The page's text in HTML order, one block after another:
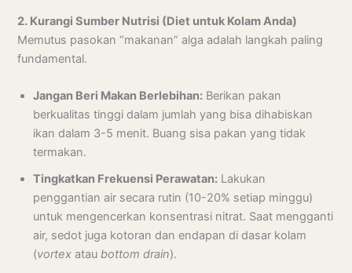
2. Kurangi Sumber Nutrisi (Diet untuk Kolam Anda)
Memutus pasokan “makanan” alga adalah langkah paling
fundamental.
Jangan Beri Makan Berlebihan: Berikan pakan
berkualitas tinggi dalam jumlah yang bisa dihabiskan
ikan dalam 3-5 menit. Buang sisa pakan yang tidak
termakan.
Tingkatkan Frekuensi Perawatan: Lakukan
penggantian air secara rutin (10-20% setiap minggu)
untuk mengencerkan konsentrasi nitrat. Saat mengganti
air, sedot juga kotoran dan endapan di dasar kolam
(vortex ataubottom drain).